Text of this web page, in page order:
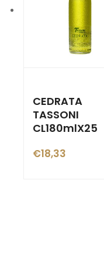
CEDRATA
TASSONI
CL180mlX25
€18,33